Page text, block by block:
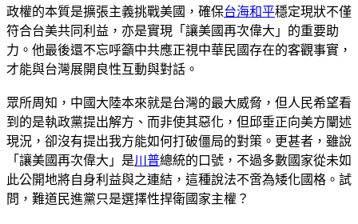
政權的本質是擴張主義挑戰美國，確保台海和平穩定現狀不僅
符合台美共同利益，亦是實現「讓美國再次偉大」的重要助
力。他最後還不忘呼籲中共應正視中華民國存在的客觀事實，
才能與台灣展開良性互動與對話。
眾所周知，中國大陸本來就是台灣的最大威脅，但人民希望看
到的是執政黨提出解方、而非使其惡化，但邱垂正向美方闡述
現況，卻沒有提出我方能如何打破僵局的對策。更甚者，雖說
「讓美國再次偉大」是川普總統的口號，不過多數國家從未如
此公開地將自身利益與之連結，這種說法不啻為矮化國格。試
問，難道民進黨只是選擇性捍衛國家主權？